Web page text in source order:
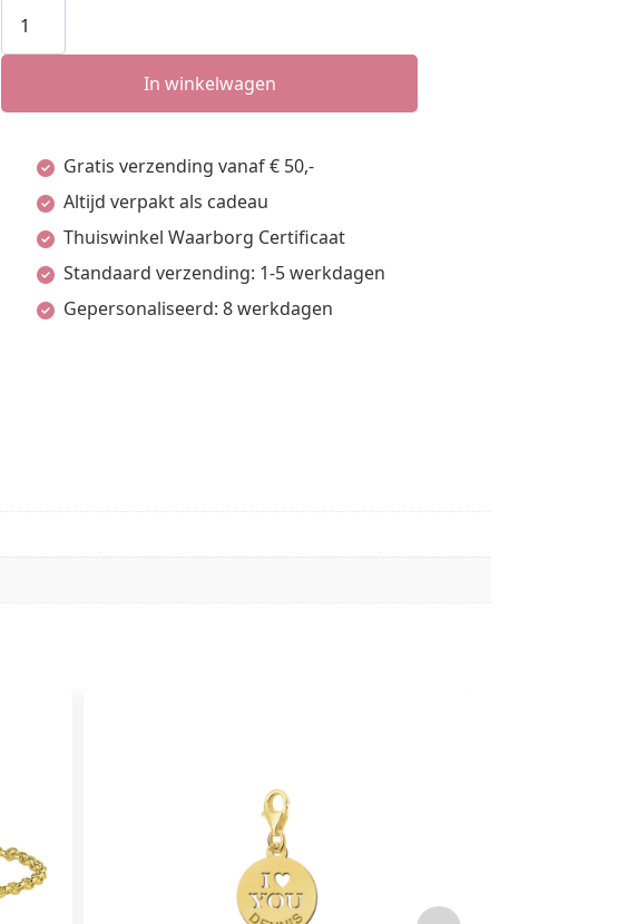
Graveerplaat
met
en
twee
sterren
Names4ever
aantal
In winkelwagen
Gratis verzending vanaf € 50,-
Altijd verpakt als cadeau
Thuiswinkel Waarborg Certificaat
Standaard verzending: 1-5 werkdagen
Gepersonaliseerd: 8 werkdagen